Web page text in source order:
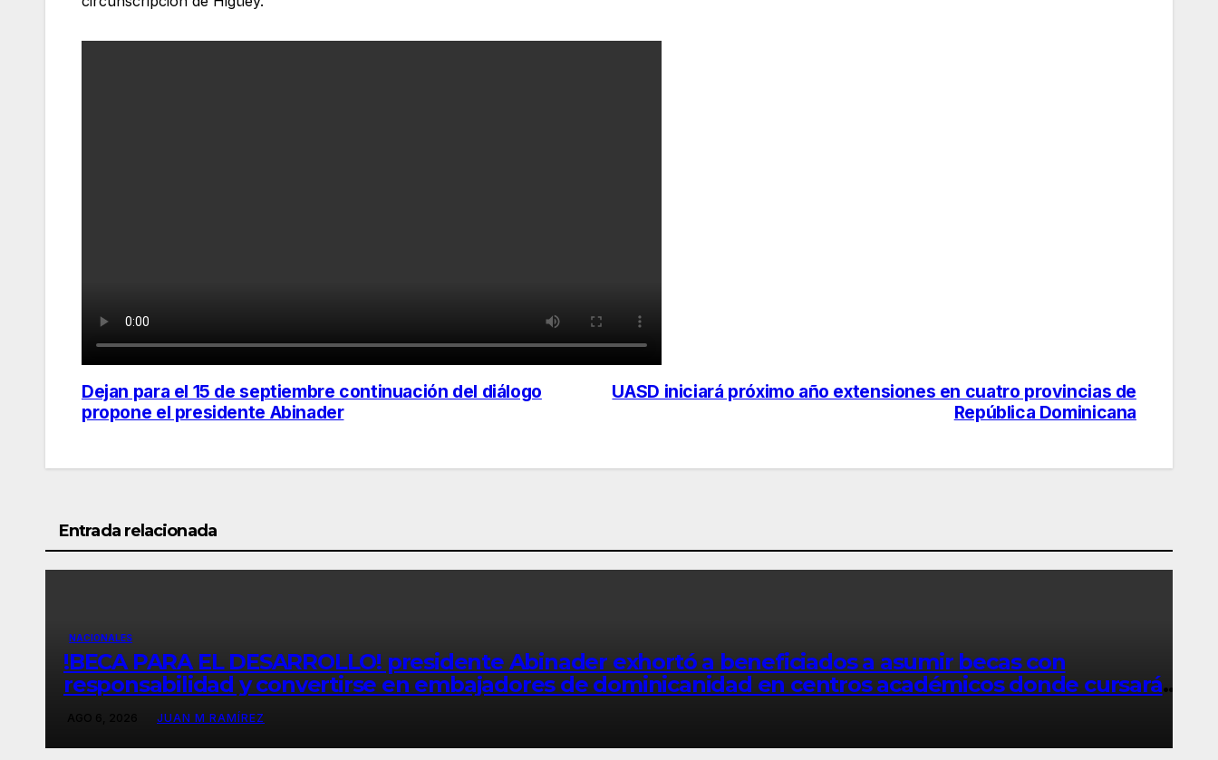
Navegación
entradas
UASD iniciará próximo año extensiones en cuatro provincias de
República Dominicana
Dejan para el 15 de septiembre continuación del diálogo
propone el presidente Abinader
Entrada relacionada
NACIONALES
!BECA PARA EL DESARROLLO! presidente Abinader exhortó a beneficiados a asumir becas con
responsabilidad y convertirse en embajadores de dominicanidad en centros académicos donde cursarán
sus estudiosJUAN M RAMÍREZ